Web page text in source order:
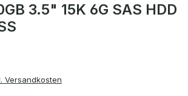
3.5" 15K 6G SAS HDD
Versandkosten